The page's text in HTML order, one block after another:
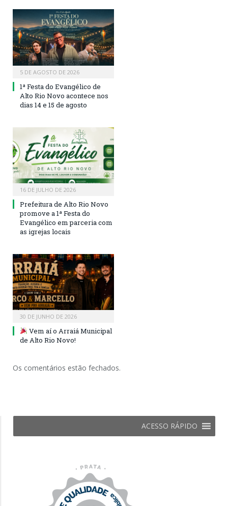
5 DE AGOSTO DE 2026
1ª Festa do Evangélico de
Alto Rio Novo acontece nos
dias 14 e 15 de agosto
16 DE JULHO DE 2026
Prefeitura de Alto Rio Novo
promove a 1ª Festa do
Evangélico em parceria com
as igrejas locais
30 DE JUNHO DE 2026
Vem aí o Arraiá Municipal
de Alto Rio Novo!
Os comentários estão fechados.
ACESSO RÁPIDO